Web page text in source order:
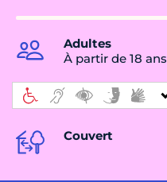
Adultes
À partir de 18 ans
Couvert